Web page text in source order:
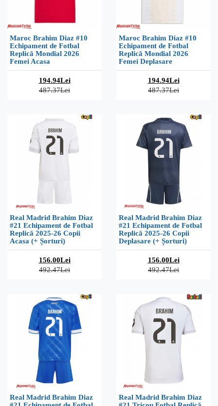
Maroc Brahim Diaz #10
Echipament de Fotbal
Replică Mondial 2026
Femei Acasa
194.94Lei
487.37Lei
Maroc Brahim Diaz #10
Echipament de Fotbal
Replică Mondial 2026
Femei Deplasare
194.94Lei
487.37Lei
Real Madrid Brahim Diaz
#21 Echipament de Fotbal
Replică 2025-26 Copii
Acasa (+ Șorturi)
156.00Lei
492.47Lei
Real Madrid Brahim Diaz
#21 Echipament de Fotbal
Replică 2025-26 Copii
Deplasare (+ Șorturi)
156.00Lei
492.47Lei
Real Madrid Brahim Diaz
Real Madrid Brahim Diaz